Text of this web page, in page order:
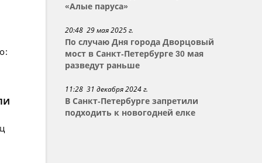
«Алые паруса»
20:48 29 мая 2025 г.
По случаю Дня города Дворцовый
мост в Санкт-Петербурге 30 мая
разведут раньше
11:28 31 декабря 2024 г.
В Санкт-Петербурге запретили
подходить к новогодней елке